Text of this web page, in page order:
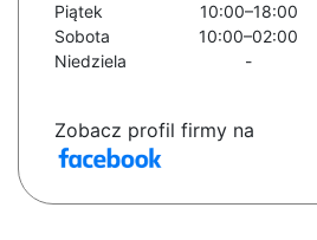
Piątek
10:00–18:00
Sobota
10:00–02:00
Niedziela
-
Zobacz profil firmy na